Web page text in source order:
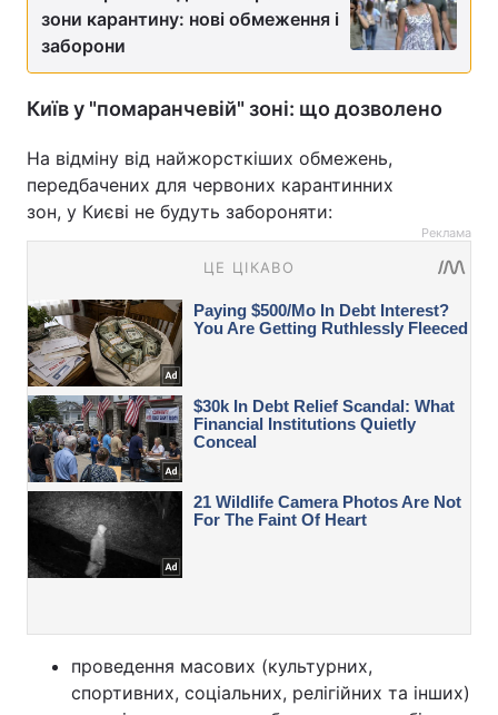
зони карантину: нові обмеження і
заборони
Київ у "помаранчевій" зоні: що дозволено
На відміну від найжорсткіших обмежень,
передбачених для червоних карантинних
зон, у Києві не будуть забороняти:
Реклама
проведення масових (культурних,
спортивних, соціальних, релігійних та інших)